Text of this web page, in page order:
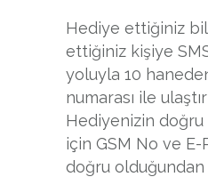
Hediye ettiğiniz
ettiğiniz kişiye
yoluyla 10
numarası ile
Hediyenizin doğru
için GSM No ve
doğru olduğundan